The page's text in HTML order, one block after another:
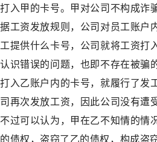
打入甲的卡号。甲对公司不构成诈
据工资发放规则，公司对员工账户
工提供什么卡号，公司就将工资打
认识错误的问题，也即不存在被骗
打入乙账户内的卡号，就履行了发
司再次发放工资，因此公司没有遭
不过可以认为，甲在乙不知情的情
的债权，盗窃了乙的债权，构成盗